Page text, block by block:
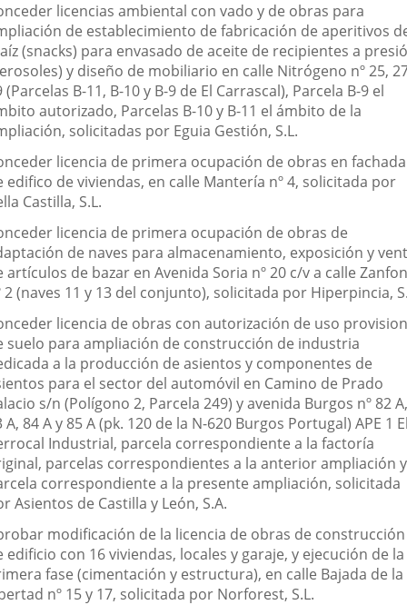
licencias ambiental con vado y de obras para
de establecimiento de fabricación de aperitivos
(snacks) para envasado de aceite de recipientes a
y diseño de mobiliario en calle Nitrógeno nº 25,
(Parcelas B-11, B-10 y B-9 de El Carrascal), Parcela B-9 el
autorizado, Parcelas B-10 y B-11 el ámbito de la
solicitadas por Eguia Gestión, S.L.
licencia de primera ocupación de obras en fachada
edifico de viviendas, en calle Mantería nº 4, solicitada por
Castilla, S.L.
licencia de primera ocupación de obras de
de naves para almacenamiento, exposición y
artículos de bazar en Avenida Soria nº 20 c/v a calle
2 (naves 11 y 13 del conjunto), solicitada por Hiperpincia,
licencia de obras con autorización de uso
suelo para ampliación de construcción de industria
a la producción de asientos y componentes de
para el sector del automóvil en Camino de Prado
s/n (Polígono 2, Parcela 249) y avenida Burgos nº 82 A,
A, 84 A y 85 A (pk. 120 de la N-620 Burgos Portugal) APE 1
Industrial, parcela correspondiente a la factoría
parcelas correspondientes a la anterior ampliación y
correspondiente a la presente ampliación, solicitada
Asientos de Castilla y León, S.A.
modificación de la licencia de obras de construcción
edificio con 16 viviendas, locales y garaje, y ejecución de la
fase (cimentación y estructura), en calle Bajada de la
nº 15 y 17, solicitada por Norforest, S.L.